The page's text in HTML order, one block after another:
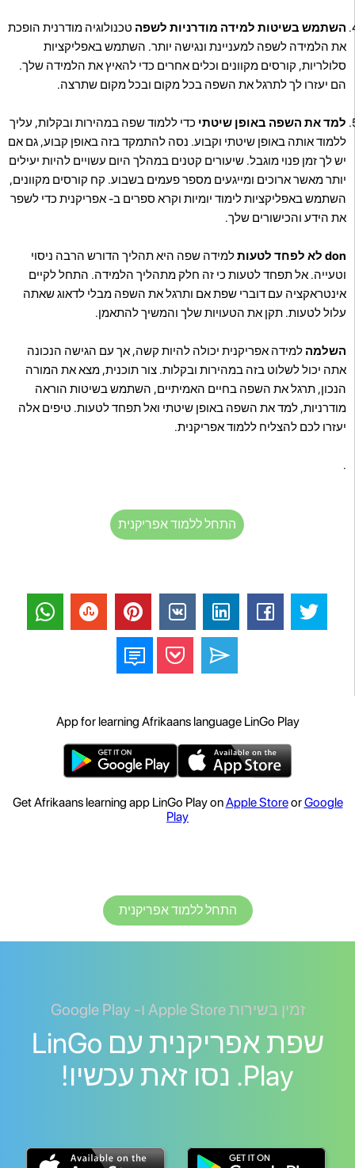
השתמש בשיטות למידה מודרניות לשפה טכנולוגיה מודרנית הופכת
את הלמידה לשפה למעניינת ונגישה יותר. השתמש באפליקציות
סלולריות, קורסים מקוונים וכלים אחרים כדי להאיץ את הלמידה שלך.
הם יעזרו לך לתרגל את השפה בכל מקום ובכל מקום שתרצה.
למד את השפה באופן שיטתי כדי ללמוד שפה במהירות ובקלות, עליך
ללמוד אותה באופן שיטתי וקבוע. נסה להתמקד בזה באופן קבוע, גם אם
יש לך זמן פנוי מוגבל. שיעורים קטנים במהלך היום עשויים להיות יעילים
יותר מאשר ארוכים ומייגעים מספר פעמים בשבוע. קח קורסים מקוונים,
השתמש באפליקציות לימוד יומיות וקרא ספרים ב- אפריקנית כדי לשפר
את הידע והכישורים שלך.
don לא לפחד לטעות
למידה שפה היא תהליך הדורש הרבה ניסוי
וטעייה. אל תפחד לטעות כי זה חלק מתהליך הלמידה. התחל לקיים
אינטראקציה עם דוברי שפת אם ותרגל את השפה מבלי לדאוג שאתה
עלול לטעות. תקן את הטעויות שלך והמשיך להתאמן.
השלמה למידה אפריקנית יכולה להיות קשה, אך עם הגישה הנכונה
אתה יכול לשלוט בזה במהירות ובקלות. צור תוכנית, מצא את המורה
הנכון, תרגל את השפה בחיים האמיתיים, השתמש בשיטות הוראה
מודרניות, למד את השפה באופן שיטתי ואל תפחד לטעות. טיפים אלה
יעזרו לכם להצליח ללמוד אפריקנית.
.
התחל ללמוד אפריקנית
App for learning Afrikaans language LinGo Play
Get Afrikaans learning app LinGo Play onApple StoreorGoogle
Play
התחל ללמוד אפריקנית
זמין בשירות Apple Store ו- Google Play
שפת אפריקנית עם LinGo
Play. נסו זאת עכשיו!